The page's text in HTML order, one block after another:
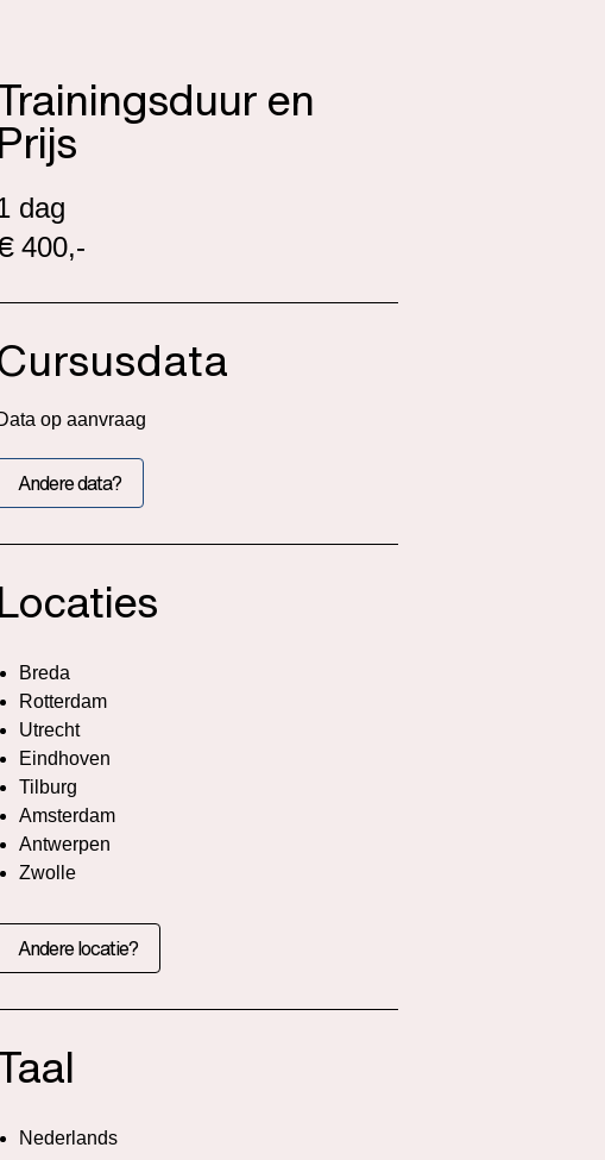
en
Prijs
dag
400,-
op aanvraag
Andere data?
Locaties
Breda
Rotterdam
Utrecht
Eindhoven
Tilburg
Amsterdam
Antwerpen
Zwolle
Andere locatie?
Nederlands